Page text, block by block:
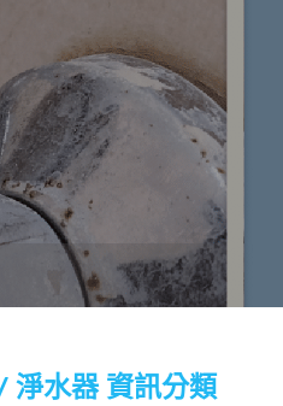
淨水器 資訊分類